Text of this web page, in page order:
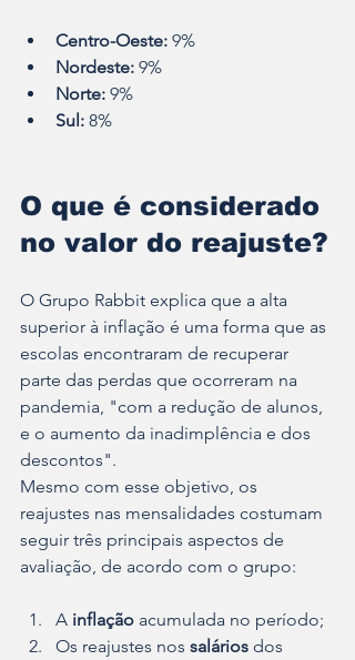
Centro-Oeste: 9%
Nordeste: 9%
Norte: 9%
Sul: 8%
O que é considerado
no valor do reajuste?
O Grupo Rabbit explica que a alta
superior à inflação é uma forma que as
escolas encontraram de recuperar
parte das perdas que ocorreram na
pandemia, "com a redução de alunos,
e o aumento da inadimplência e dos
descontos".
Mesmo com esse objetivo, os
reajustes nas mensalidades costumam
seguir três principais aspectos de
avaliação, de acordo com o grupo:
A inflação acumulada no período;
Os reajustes nos salários dos